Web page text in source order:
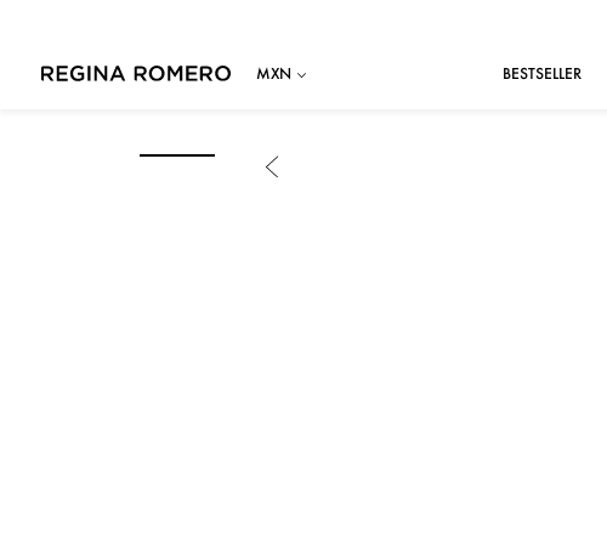
BESTSELLER